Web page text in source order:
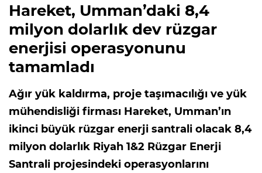
Hareket, Umman’daki 8,4
milyon dolarlık dev rüzgar
enerjisi operasyonunu
tamamladı
Ağır yük kaldırma, proje taşımacılığı ve yük
mühendisliği firması Hareket, Umman’ın
ikinci büyük rüzgar enerji santrali olacak 8,4
milyon dolarlık Riyah 1&2 Rüzgar Enerji
Santrali projesindeki operasyonlarını